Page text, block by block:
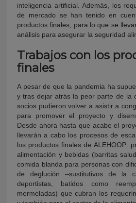
inteligencia artificial. Además, los
de mercado se han tenido en
productos finales, para lo que se
análisis para asegurar la seguridad
Trabajos con los
finales
A pesar de que la pandemia ha
y tras dejar atrás la peor parte de la
socios pudieron volver a asistir a
para promover el proyecto y
Desde ahora hasta que acabe el
llevarán a cabo los procesos de
los productos finales de ALEHOOP:
alimentación y bebidas (barritas
comida blanda para personas con
de deglución –sustitutivos de la
deportistas, batidos como
mermeladas) que cubran los